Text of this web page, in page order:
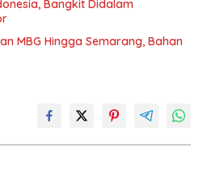
Bangkit Didalam
MBG Hingga Semarang, Bahan